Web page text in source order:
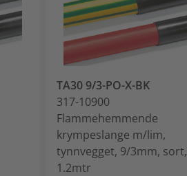
TA30 9/3-PO-X-BK
317-10900
Flammehemmende
krympeslange m/lim,
tynnvegget, 9/3mm, sort,
1.2mtr